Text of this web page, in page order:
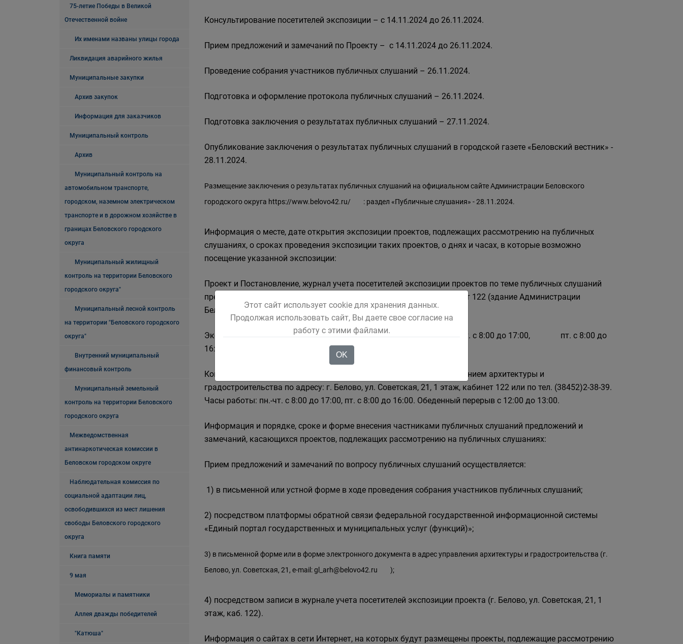
75-летие Победы в Великой
Отечественной войне
Их именами названы улицы города
Ликвидация аварийного жилья
Муниципальные закупки
Архив закупок
Информация для заказчиков
Муниципальный контроль
Архив
Муниципальный контроль на
автомобильном транспорте,
городском, наземном электрическом
транспорте и в дорожном хозяйстве в
границах Беловского городского
округа
Муниципальный жилищный
контроль на территории Беловского
городского округа"
Муниципальный лесной контроль
на территории "Беловского городского
округа"
Внутренний муниципальный
финансовый контроль
Муниципальный земельный
контроль на территории Беловского
городского округа
Межведомственная
антинаркотическая комиссии в
Беловском городском округе
Наблюдательная комиссия по
социальной адаптации лиц,
освободившихся из мест лишения
свободы Беловского городского
округа
Книга памяти
9 мая
Мемориалы и памятники
Аллея дважды победителей
"Катюша"
Консультирование посетителей экспозиции – с 14.11.2024 до 26.11.2024.
Прием предложений и замечаний по Проекту – с 14.11.2024 до 26.11.2024.
Проведение собрания участников публичных слушаний – 26.11.2024.
Подготовка и оформление протокола публичных слушаний – 26.11.2024.
Подготовка заключения о результатах публичных слушаний – 27.11.2024.
Опубликование заключения о результатах публичных слушаний в городской газете «Беловский вестник» -
28.11.2024.
Размещение заключения о результатах публичных слушаний на официальном сайте Администрации Беловского
городского округа https://www.belovo42.ru/ : раздел «Публичные слушания» - 28.11.2024.
Информация о месте, дате открытия экспозиции проектов, подлежащих рассмотрению на публичных
слушаниях, о сроках проведения экспозиции таких проектов, о днях и часах, в которые возможно
посещение указанной экспозиции:
Проект и Постановление, журнал учета посетителей экспозиции проектов по теме публичных слушаний
представлены по адресу: г. Белово, ул. Советская, 21, 1 этаж, кабинет 122 (здание Администрации
Беловского городского округа).
Экспозиция открыта с 14.11.2024 до 26.11.2024. Часы работы: пн.-чт. с 8:00 до 17:00, пт. с 8:00 до
16:00. Обеденный перерыв с 12:00 до 13:00.
Консультирование посетителей экспозиции осуществляется управлением архитектуры и
градостроительства по адресу: г. Белово, ул. Советская, 21, 1 этаж, кабинет 122 или по тел. (38452)2-38-39.
Часы работы: пн.-чт. с 8:00 до 17:00, пт. с 8:00 до 16:00. Обеденный перерыв с 12:00 до 13:00.
Информация и порядке, сроке и форме внесения частниками публичных слушаний предложений и
замечаний, касающихся проектов, подлежащих рассмотрению на публичных слушаниях:
Прием предложений и замечаний по вопросу публичных слушаний осуществляется:
1) в письменной или устной форме в ходе проведения собрания участников публичных слушаний;
2) посредством платформы обратной связи федеральной государственной информационной системы
«Единый портал государственных и муниципальных услуг (функций)»;
3) в письменной форме или в форме электронного документа в адрес управления архитектуры и градостроительства (г.
Белово, ул. Советская, 21, e-mail:gl_arh@belovo42.ru );
4) посредством записи в журнале учета посетителей экспозиции проекта (г. Белово, ул. Советская, 21, 1
этаж, каб. 122).
Информация о сайтах в сети Интернет, на которых будут размещены проекты, подлежащие рассмотрению
Этот сайт использует cookie для хранения данных.
Продолжая использовать сайт, Вы даете свое согласие на
работу с этими файлами.
OK